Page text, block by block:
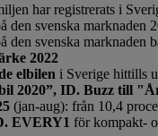
har registrerats i
den svenska marknaden
den svenska marknaden
2022
elbilen i Sverige hittills
2020”, ID. Buzz till
(jan-aug): från 10,4
EVERY1 för kompakt-